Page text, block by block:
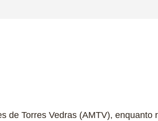
de Torres Vedras (AMTV), enquanto